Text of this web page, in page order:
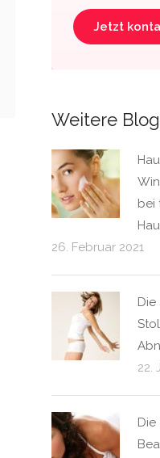
Jetzt
Weitere
bei
26. Februar 2021
Die
22.
Die